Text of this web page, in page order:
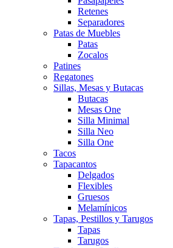
Retenes
Separadores
Patas de Muebles
Patas
Zocalos
Patines
Regatones
Sillas, Mesas y Butacas
Butacas
Mesas One
Silla Minimal
Silla Neo
Silla One
Tacos
Tapacantos
Delgados
Flexibles
Gruesos
Melamínicos
Tapas, Pestillos y Tarugos
Tapas
Tarugos